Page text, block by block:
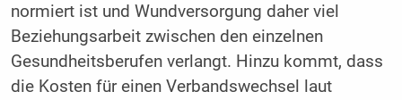
normiert ist und Wundversorgung daher viel
Beziehungsarbeit zwischen den einzelnen
Gesundheitsberufen verlangt. Hinzu kommt, dass
die Kosten für einen Verbandswechsel laut